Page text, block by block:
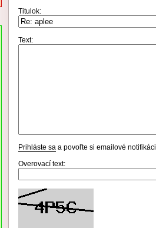
Titulok:
Text:
Prihláste sa a povoľte si emailové
Overovací text: